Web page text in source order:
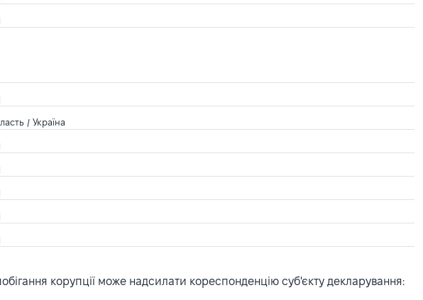
/ Україна
корупції може надсилати кореспонденцію суб'єкту декларування: